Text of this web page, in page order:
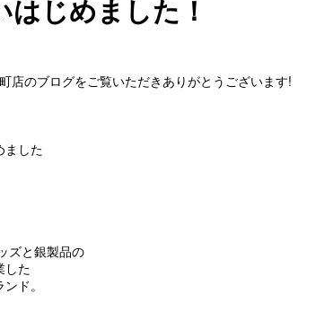
はじめました！
店のブログをご覧いただきありがとうございます!
ました
ズと銀製品の
した
ド。